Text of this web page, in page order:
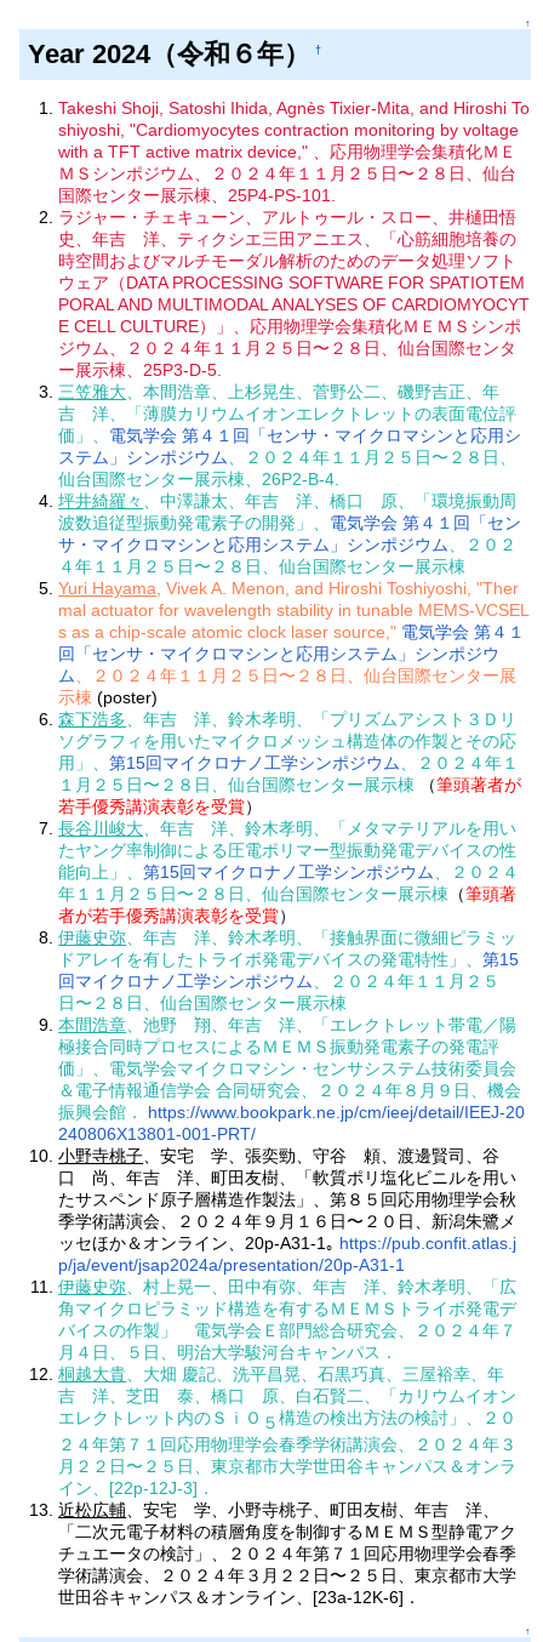
↑
Year 2024（令和６年） †
Takeshi Shoji, Satoshi Ihida, Agnès Tixier-Mita, and Hiroshi To
shiyoshi, "Cardiomyocytes contraction monitoring by voltage
with a TFT active matrix device," 、応用物理学会集積化ＭＥ
ＭＳシンポジウム、２０２４年１１月２５日〜２８日、仙台
国際センター展示棟、25P4-PS-101.
ラジャー・チェキューン、アルトゥール・スロー、井樋田悟
史、年吉 洋、ティクシエ三田アニエス、「心筋細胞培養の
時空間およびマルチモーダル解析のためのデータ処理ソフト
ウェア（DATA PROCESSING SOFTWARE FOR SPATIOTEM
PORAL AND MULTIMODAL ANALYSES OF CARDIOMYOCYT
E CELL CULTURE）」、応用物理学会集積化ＭＥＭＳシンポ
ジウム、２０２４年１１月２５日〜２８日、仙台国際センタ
ー展示棟、25P3-D-5.
三笠雅大 、本間浩章、上杉晃生、菅野公二、磯野吉正、年
吉 洋、「薄膜カリウムイオンエレクトレットの表面電位評
価」、 電気学会 第４１回「センサ・マイクロマシンと応用シ
ステム」シンポジウム
、２０２４年１１月２５日〜２８日、
仙台国際センター展示棟、26P2-B-4.
坪井綺羅々
、中澤謙太、年吉 洋、橋口 原、「環境振動周
波数追従型振動発電素子の開発」、 電気学会 第４１回「セン
サ・マイクロマシンと応用システム」シンポジウム
、２０２
４年１１月２５日〜２８日、仙台国際センター展示棟
Yuri Hayama , Vivek A. Menon, and Hiroshi Toshiyoshi, "Ther
mal actuator for wavelength stability in tunable MEMS-VCSEL
s as a chip-scale atomic clock laser source," 電気学会 第４１
回「センサ・マイクロマシンと応用システム」シンポジウ
ム
、２０２４年１１月２５日〜２８日、仙台国際センター展
示棟 (poster)
森下浩多 、年吉 洋、鈴木孝明、「プリズムアシスト３Ｄリ
ソグラフィを用いたマイクロメッシュ構造体の作製とその応
用」、第15回マイクロナノ工学シンポジウム
、２０２４年１
１月２５日〜２８日、仙台国際センター展示棟 （筆頭著者が
若手優秀講演表彰を受賞）
長谷川峻大 、年吉 洋、鈴木孝明、「メタマテリアルを用い
たヤング率制御による圧電ポリマー型振動発電デバイスの性
能向上」、第15回マイクロナノ工学シンポジウム
、２０２４
年１１月２５日〜２８日、仙台国際センター展示棟 （筆頭著
者が若手優秀講演表彰を受賞）
伊藤史弥 、年吉 洋、鈴木孝明、「接触界面に微細ピラミッ
ドアレイを有したトライボ発電デバイスの発電特性」、第15
回マイクロナノ工学シンポジウム
、２０２４年１１月２５
日〜２８日、仙台国際センター展示棟
本間浩章 、池野 翔、年吉 洋、「エレクトレット帯電／陽
極接合同時プロセスによるＭＥＭＳ振動発電素子の発電評
価」、電気学会マイクロマシン・センサシステム技術委員会
＆電子情報通信学会 合同研究会、２０２４年８月９日、機会
振興会館． https://www.bookpark.ne.jp/cm/ieej/detail/IEEJ-20
240806X13801-001-PRT/
小野寺桃子 、安宅 学、張奕勁、守谷 頼、渡邊賢司、谷
口 尚、年吉 洋、町田友樹、「軟質ポリ塩化ビニルを用い
たサスペンド原子層構造作製法」、第８５回応用物理学会秋
季学術講演会、２０２４年９月１６日〜２０日、新潟朱鷺メ
ッセほか＆オンライン、20p-A31-1｡ https://pub.confit.atlas.j
p/ja/event/jsap2024a/presentation/20p-A31-1
伊藤史弥 、村上晃一、田中有弥、年吉 洋、鈴木孝明、「広
角マイクロピラミッド構造を有するＭＥＭＳトライボ発電デ
バイスの作製」 電気学会Ｅ部門総合研究会、２０２４年７
月４日、５日、明治大学駿河台キャンパス．
桐越大貴 、大畑 慶記、洗平昌晃、石黒巧真、三屋裕幸、年
吉 洋、芝田 泰、橋口 原、白石賢二、「カリウムイオン
エレクトレット内のＳｉＯ ５構造の検出方法の検討」、２０
２４年第７１回応用物理学会春季学術講演会、２０２４年３
月２２日〜２５日、東京都市大学世田谷キャンパス＆オンラ
イン、[22p-12J-3]．
近松広輔 、安宅 学、小野寺桃子、町田友樹、年吉 洋、
「二次元電子材料の積層角度を制御するＭＥＭＳ型静電アク
チュエータの検討」、２０２４年第７１回応用物理学会春季
学術講演会、２０２４年３月２２日〜２５日、東京都市大学
世田谷キャンパス＆オンライン、[23a-12K-6]．
↑